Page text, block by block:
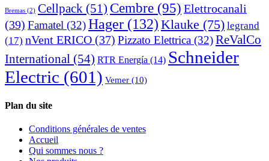
Bremas (2) Cellpack (51) Cembre (95) Elettrocanali
(39) Famatel (32)Hager (132) Klauke (75) legrand
(17) nVent ERICO (37) Pizzato Elettrica (32)ReValCo
International (54) RTR Energía (14) Schneider
Electric (601) Vemer (10)
Plan du site
Conditions générales de ventes
Accueil
Qui sommes nous ?